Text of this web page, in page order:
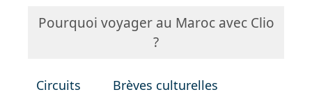
Pourquoi voyager au Maroc avec Clio
?
Circuits
Brèves culturelles